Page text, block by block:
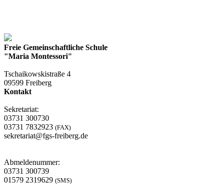
Freie Gemeinschaftliche Schule
"Maria Montessori"
Tschaikowskistraße 4
09599 Freiberg
Kontakt
Sekretariat:
03731 300730
03731 7832923 (FAX)
sekretariat@fgs-freiberg.de
Abmeldenummer:
03731 300739
01579 2319629 (SMS)